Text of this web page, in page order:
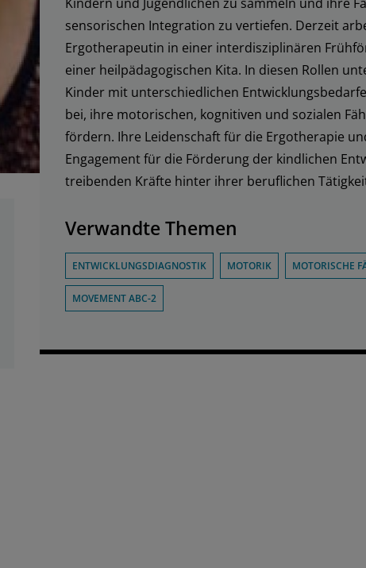
sensorischen Integration zu vertiefen. Derzeit
Ergotherapeutin in einer interdisziplinären
einer heilpädagogischen Kita. In diesen Rollen
Kinder mit unterschiedlichen
bei, ihre motorischen, kognitiven und sozialen
fördern. Ihre Leidenschaft für die Ergotherapie
Engagement für die Förderung der kindlichen
treibenden Kräfte hinter ihrer beruflichen
Verwandte Themen
ENTWICKLUNGSDIAGNOSTIK MOTORIK MOTORISCHE
MOVEMENT ABC-2